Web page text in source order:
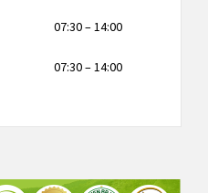
07:30 – 14:00
07:30 – 14:00